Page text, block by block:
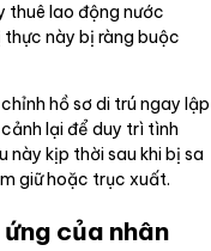
thuê lao động nước
này bị ràng buộc
hồ sơ di trú ngay lập
lại để duy trì tình
này kịp thời sau khi bị sa
giữ hoặc trục xuất.
của nhân